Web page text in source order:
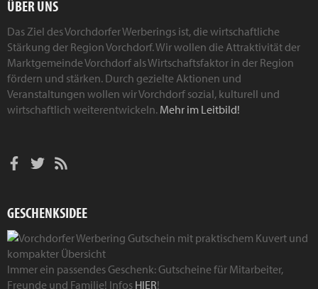
ÜBER UNS
Das Ziel des Vorchdorfer Werberings ist, die wirtschaftliche
Stärkung der Region Vorchdorf. Wir wollen die Attraktivität der
Marktgemeinde Vorchdorf als Wirtschaftsfaktor in der Region
fördern und stärken. Durch gezielte Aktionen und
Veranstaltungen wollen wir Vorchdorf sozial, kulturell und
wirtschaftlich weiterentwickeln. Mehr im Leitbild!
GESCHENKSIDEE
Immer ein passendes Geschenk: Gutscheine für Mitarbeiter,
Freunde und Familie! Infos HIER!